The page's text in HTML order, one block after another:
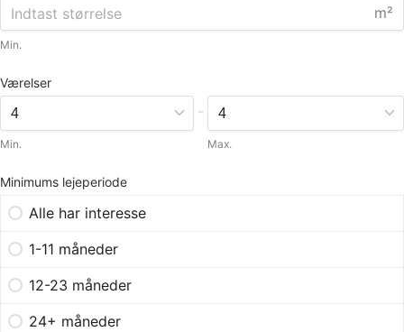
m²
Min.
Værelser
Min.
-
Max.
Minimums lejeperiode
Alle har interesse
1-11 måneder
12-23 måneder
24+ måneder